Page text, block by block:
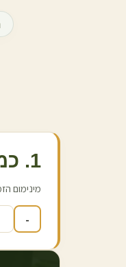
1. כמות האורחים שלכם
מינימום
-